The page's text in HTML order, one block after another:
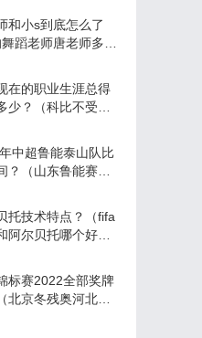
和小s到底怎么了
蹈老师唐老师多大
在的职业生涯总得
少？（科比不受伤
中超鲁能泰山队比
？（山东鲁能赛程
托技术特点？（fifa
阿尔贝托哪个好
标赛2022全部奖牌
北京冬残奥河北省